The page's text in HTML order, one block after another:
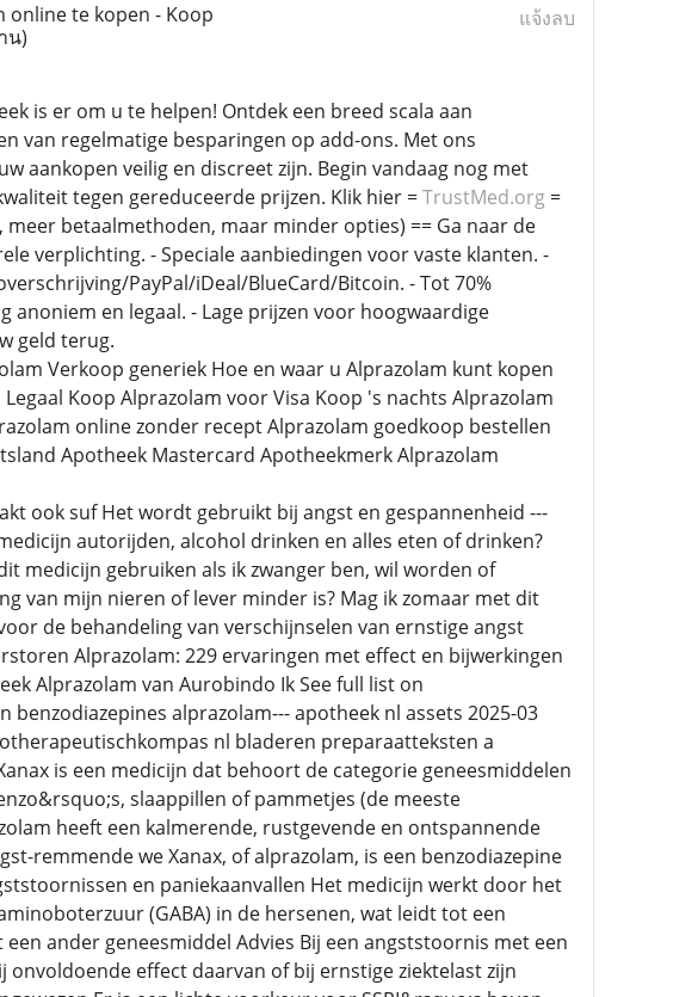
online te kopen - Koop
น)
แจ้งลบ
is er om u te helpen! Ontdek een breed scala aan
van regelmatige besparingen op add-ons. Met ons
aankopen veilig en discreet zijn. Begin vandaag nog met
tegen gereduceerde prijzen. Klik hier =TrustMed.org=
betaalmethoden, maar minder opties) == Ga naar de
verplichting. - Speciale aanbiedingen voor vaste klanten. -
PayPal/iDeal/BlueCard/Bitcoin. - Tot 70%
anoniem en legaal. - Lage prijzen voor hoogwaardige
geld terug.
Verkoop generiek Hoe en waar u Alprazolam kunt kopen
Koop Alprazolam voor Visa Koop 's nachts Alprazolam
online zonder recept Alprazolam goedkoop bestellen
Apotheek Mastercard Apotheekmerk Alprazolam
ook suf Het wordt gebruikt bij angst en gespannenheid ---
autorijden, alcohol drinken en alles eten of drinken?
medicijn gebruiken als ik zwanger ben, wil worden of
van mijn nieren of lever minder is? Mag ik zomaar met dit
de behandeling van verschijnselen van ernstige angst
Alprazolam: 229 ervaringen met effect en bijwerkingen
Alprazolam van Aurobindo Ik See full list on
alprazolam--- apotheek nl assets 2025-03
nl bladeren preparaatteksten a
is een medicijn dat behoort de categorie geneesmiddelen
slaappillen of pammetjes (de meeste
heeft een kalmerende, rustgevende en ontspannende
remmende we Xanax, of alprazolam, is een benzodiazepine
en paniekaanvallen Het medicijn werkt door het
(GABA) in de hersenen, wat leidt tot een
ander geneesmiddel Advies Bij een angststoornis met een
effect daarvan of bij ernstige ziektelast zijn